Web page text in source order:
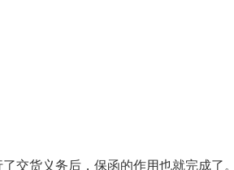
交货义务后，保函的作用也就完成了